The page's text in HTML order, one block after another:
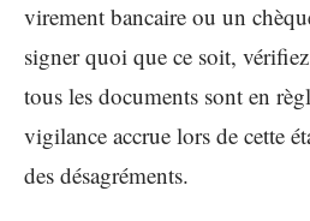
virement bancaire ou un
signer quoi que ce soit,
tous les documents sont en
vigilance accrue lors de cette
des désagréments.